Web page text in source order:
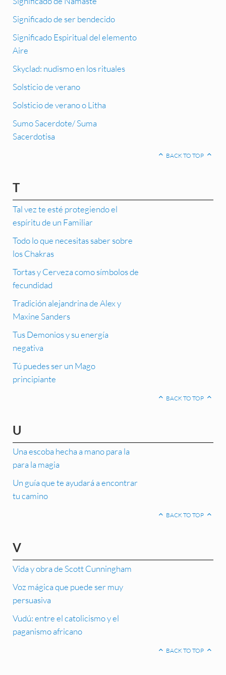
Significado de ser bendecido
Significado Espiritual del elemento
Aire
Skyclad: nudismo en los rituales
Solsticio de verano
Solsticio de verano o Litha
Sumo Sacerdote/ Suma
Sacerdotisa
BACK TO TOP
T
Tal vez te esté protegiendo el
espíritu de un Familiar
Todo lo que necesitas saber sobre
los Chakras
Tortas y Cerveza como símbolos de
fecundidad
Tradición alejandrina de Alex y
Maxine Sanders
Tus Demonios y su energía
negativa
Tú puedes ser un Mago
principiante
BACK TO TOP
U
Una escoba hecha a mano para la
para la magia
Un guía que te ayudará a encontrar
tu camino
BACK TO TOP
V
Vida y obra de Scott Cunningham
Voz mágica que puede ser muy
persuasiva
Vudú: entre el catolicismo y el
paganismo africano
BACK TO TOP